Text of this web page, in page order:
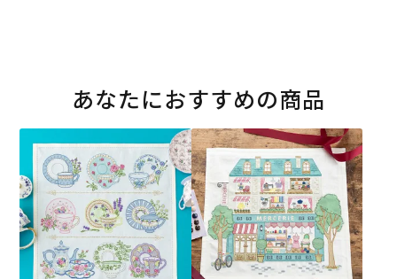
あなたにおすすめの商品